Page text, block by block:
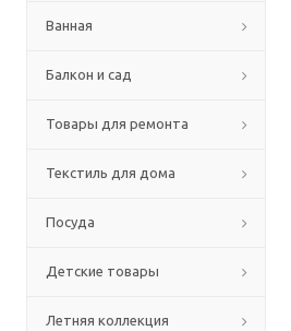
Ванная
Балкон и сад
Товары для ремонта
Текстиль для дома
Посуда
Детские товары
Летняя коллекция